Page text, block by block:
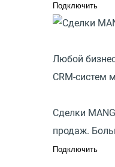
Подключить
Любой
CRM-систем
Сделки
продаж.
Подключить